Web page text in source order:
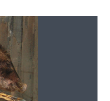
Català